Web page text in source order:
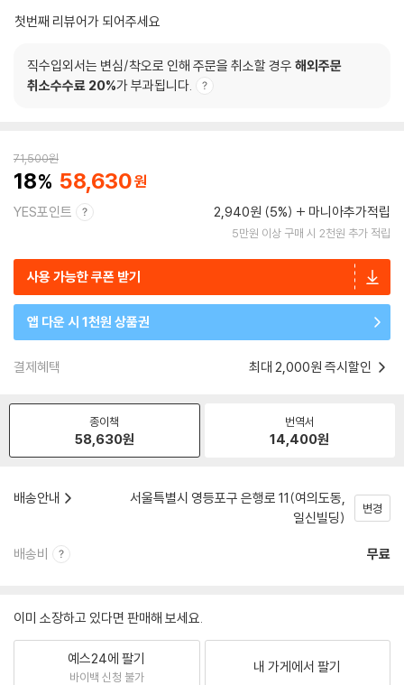
첫번째 리뷰어가 되어주세요
직수입외서는 변심/착오로 인해 주문을 취소할 경우 해외주문
취소수수료 20%가 부과됩니다.
71,500원
18 58,630
YES포인트 2,940원 (5%) 마니아추가적립
5만원 이상 구매 시 2천원 추가 적립
사용 가능한 쿠폰 받기
앱 다운 시 1천원 상품권
결제혜택 최대 2,000원 즉시할인
종이책
58,630원
번역서
14,400원
배송안내
서울특별시 영등포구 은행로 11(여의도동,
일신빌딩)
변경
배송비 무료
이미 소장하고 있다면 판매해 보세요.
예스24에 팔기
바이백 신청 불가
내 가게에서 팔기